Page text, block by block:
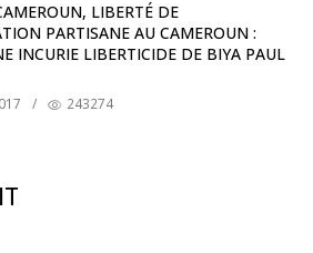
LIBERTÉ DE
PARTISANE AU CAMEROUN :
INCURIE LIBERTICIDE DE BIYA PAUL
/ 243274